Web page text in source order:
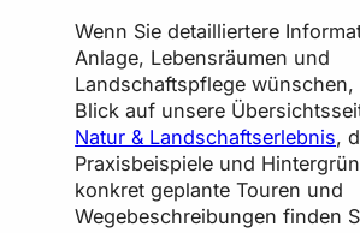
Wenn Sie detailliertere
Anlage, Lebensräumen und
Landschaftspflege wünschen,
Blick auf unsere
Natur & Landschaftserlebnis,
Praxisbeispiele und
konkret geplante Touren und
Wegebeschreibungen finden